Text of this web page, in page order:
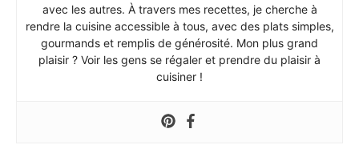
avec les autres. À travers mes recettes, je cherche à
rendre la cuisine accessible à tous, avec des plats simples,
gourmands et remplis de générosité. Mon plus grand
plaisir ? Voir les gens se régaler et prendre du plaisir à
cuisiner !